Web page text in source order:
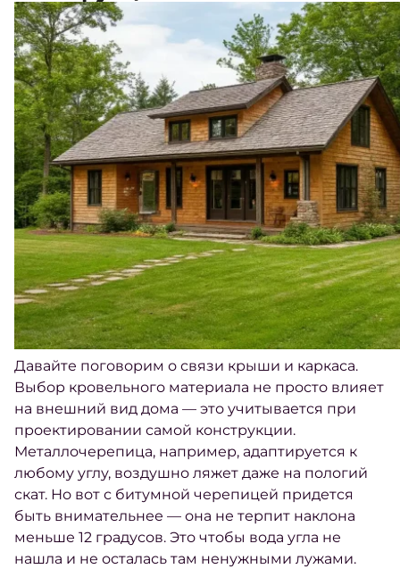
Давайте поговорим о связи крыши и каркаса.
Выбор кровельного материала не просто влияет
на внешний вид дома — это учитывается при
проектировании самой конструкции.
Металлочерепица, например, адаптируется к
любому углу, воздушно ляжет даже на пологий
скат. Но вот с битумной черепицей придется
быть внимательнее — она не терпит наклона
меньше 12 градусов. Это чтобы вода угла не
нашла и не осталась там ненужными лужами.